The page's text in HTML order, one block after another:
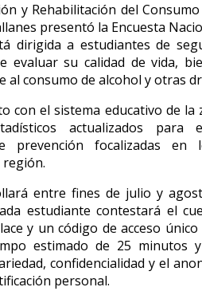
y Rehabilitación del
presentó la Encuesta
dirigida a estudiantes de
evaluar su calidad de vida,
consumo de alcohol y otras
con el sistema educativo de la
actualizados
prevención focalizadas en
región.
entre fines de julio y
estudiante contestará el
y un código de acceso
estimado de 25 minutos
confidencialidad y el
personal.